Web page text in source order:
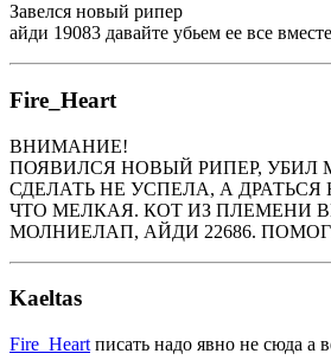
Завелся новый рипер
айди 19083 давайте убьем ее все
Fire_Heart
ВНИМАНИЕ!
ПОЯВИЛСЯ НОВЫЙ РИПЕР, УБИЛ
СДЕЛАТЬ НЕ УСПЕЛА, А
ЧТО МЕЛКАЯ. КОТ ИЗ ПЛЕМЕНИ
МОЛНИЕЛАП, АЙДИ 22686.
Kaeltas
Fire_Heart писать надо явно не сюда а